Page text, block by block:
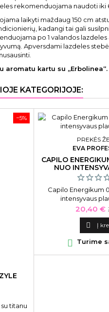
rekomenduojama naudoti iki
laikyti maždaug 150 cm
kadangi tai gali
po 1 valandos
Apversdami lazdeles
aromatu kartu su „Erbolinea“.
KATEGORIJOJE:
−5%
titanu
PREKĖS
EVA
CAPILO
NUO
Capilo Energikum
intensyvaus
Kaina
20,40 €
 Į
 Turime